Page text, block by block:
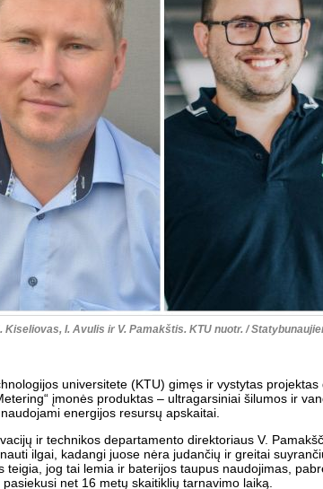
Kiseliovas, I. Avulis ir V. Pamakštis. KTU nuotr. /
universitete (KTU) gimęs ir vystytas projektas
įmonės produktas – ultragarsiniai šilumos ir
energijos resursų apskaitai.
ir technikos departamento direktoriaus V.
ilgai, kadangi juose nėra judančių ir greitai
teigia, jog tai lemia ir baterijos taupus naudojimas,
net 16 metų skaitiklių tarnavimo laiką.